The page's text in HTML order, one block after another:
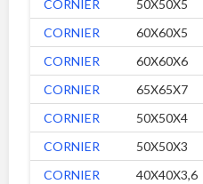
CORNIER
50X50X5
CORNIER
60X60X5
CORNIER
60X60X6
CORNIER
65X65X7
CORNIER
50X50X4
CORNIER
50X50X3
CORNIER
40X40X3,6